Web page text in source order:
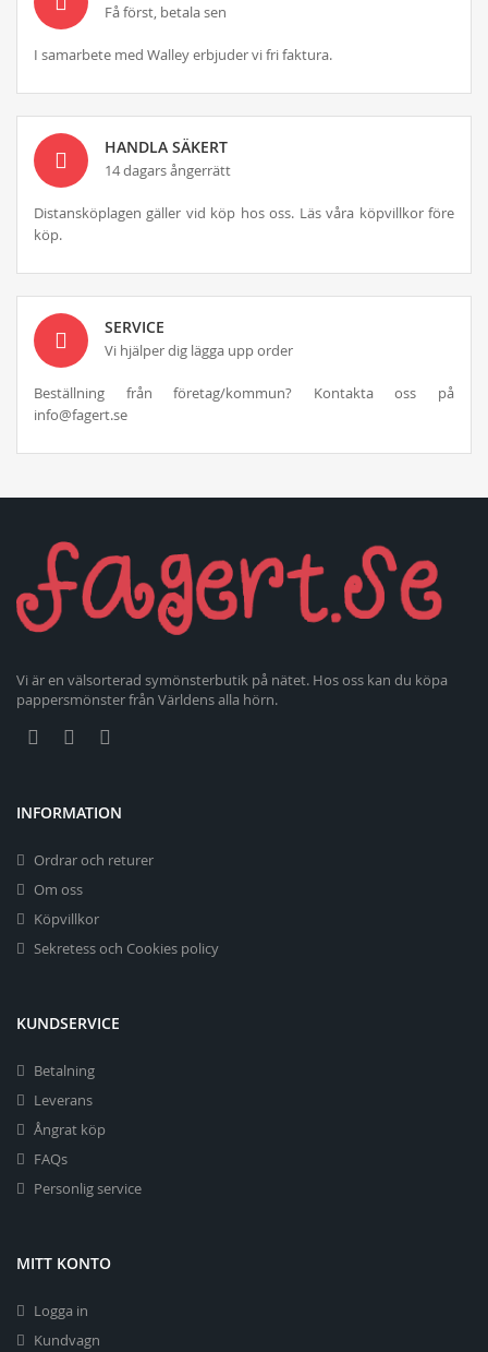
Få först, betala sen
I samarbete med Walley erbjuder vi fri faktura.
HANDLA SÄKERT
14 dagars ångerrätt
Distansköplagen gäller vid köp hos oss. Läs våra köpvillkor före
köp.
SERVICE
Vi hjälper dig lägga upp order
Beställning från företag/kommun? Kontakta oss på
info@fagert.se
Vi är en välsorterad symönsterbutik på nätet. Hos oss kan du köpa
pappersmönster från Världens alla hörn.
INFORMATION
Ordrar och returer
Om oss
Köpvillkor
Sekretess och Cookies policy
KUNDSERVICE
Betalning
Leverans
Ångrat köp
FAQs
Personlig service
MITT KONTO
Logga in
Kundvagn